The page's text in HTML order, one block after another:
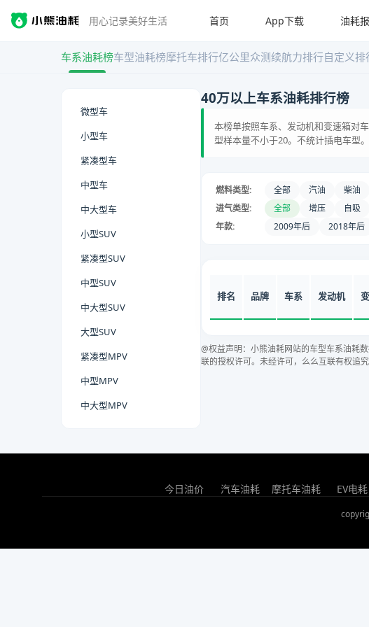
用心记录美好生活 首页 App下载 油耗
车系油耗榜车型油耗榜摩托车排行亿公里众测续航力排行自定义排
微型车
小型车
紧凑型车
中型车
中大型车
小型SUV
紧凑型SUV
中型SUV
中大型SUV
大型SUV
紧凑型MPV
中型MPV
中大型MPV
40万以上车系油耗排行榜
本榜单按照车系、发动机和变速箱对
型样本量不小于20。不统计插电车型
燃料类型: 全部 汽油 柴油
进气类型:
全部 增压 自吸
年款:
2009年后 2018年后
排名 品牌 车系 发动机
@权益声明：小熊油耗网站的车型车系油耗
联的授权许可。未经许可，么么互联有权追究
今日油价 汽车油耗 摩托车油耗 EV电耗